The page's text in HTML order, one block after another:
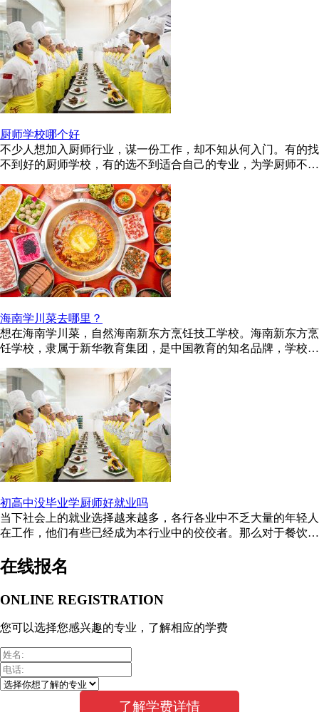
厨师学校哪个好
不少人想加入厨师行业，谋一份工作，却不知从何入门。有的找
不到好的厨师学校，有的选不到适合自己的专业，为学厨师不少
海南学川菜去哪里？
想在海南学川菜，自然海南新东方烹饪技工学校。海南新东方烹
饪学校，隶属于新华教育集团，是中国教育的知名品牌，学校名
初高中没毕业学厨师好就业吗
当下社会上的就业选择越来越多，各行各业中不乏大量的年轻人
在工作，他们有些已经成为本行业中的佼佼者。那么对于餐饮行
在线报名
ONLINE REGISTRATION
您可以选择您感兴趣的专业，了解相应的学费